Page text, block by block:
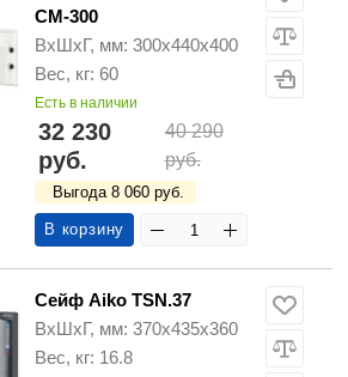
СМ-300
ВхШхГ, мм: 300х440х400
Вес, кг: 60
Есть в наличии
32 230
руб.
40 290
руб.
Выгода 8 060 руб.
В корзину
Сейф Aiko TSN.37
ВхШхГ, мм: 370х435х360
Вес, кг: 16.8